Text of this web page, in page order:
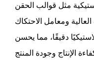
مثل قوالب الحقن
ومعامل الاحتكاك
دقيقًا، مما يحسن